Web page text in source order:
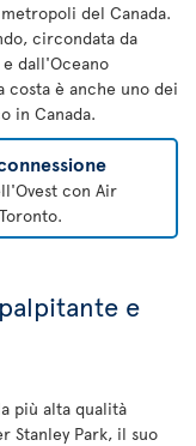
del Canada.
circondata da
dall'Oceano
costa è anche uno dei
in Canada.
con Air
e
più alta qualità
Stanley Park, il suo